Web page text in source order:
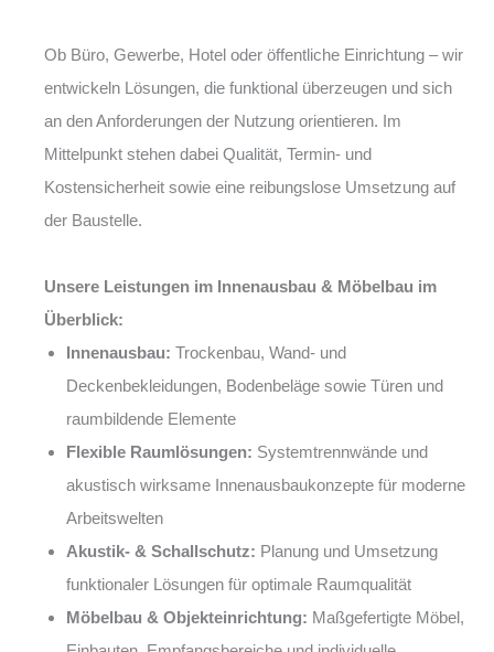
Ob Büro, Gewerbe, Hotel oder öffentliche Einrichtung – wir
entwickeln Lösungen, die funktional überzeugen und sich
an den Anforderungen der Nutzung orientieren. Im
Mittelpunkt stehen dabei Qualität, Termin- und
Kostensicherheit sowie eine reibungslose Umsetzung auf
der Baustelle.
Unsere Leistungen im Innenausbau & Möbelbau im
Überblick:
Innenausbau: Trockenbau, Wand- und
Deckenbekleidungen, Bodenbeläge sowie Türen und
raumbildende Elemente
Flexible Raumlösungen: Systemtrennwände und
akustisch wirksame Innenausbaukonzepte für moderne
Arbeitswelten
Akustik- & Schallschutz: Planung und Umsetzung
funktionaler Lösungen für optimale Raumqualität
Möbelbau & Objekteinrichtung: Maßgefertigte Möbel,